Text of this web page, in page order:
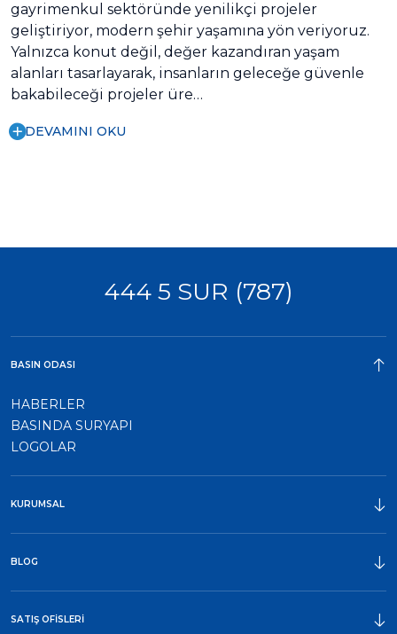
gayrimenkul sektöründe yenilikçi projeler
geliştiriyor, modern şehir yaşamına yön veriyoruz.
Yalnızca konut değil, değer kazandıran yaşam
alanları tasarlayarak, insanların geleceğe güvenle
bakabileceği projeler üre…
DEVAMINI OKU
444 5 SUR (787)
BASIN ODASI
HABERLER
BASINDA SURYAPI
LOGOLAR
KURUMSAL
BLOG
SATIŞ OFİSLERİ